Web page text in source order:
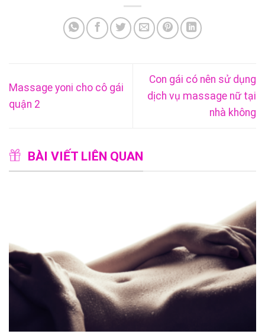
Massage yoni cho cô gái
quận 2
Con gái có nên sử dụng
dịch vụ massage nữ tại
nhà không
BÀI VIẾT LIÊN QUAN